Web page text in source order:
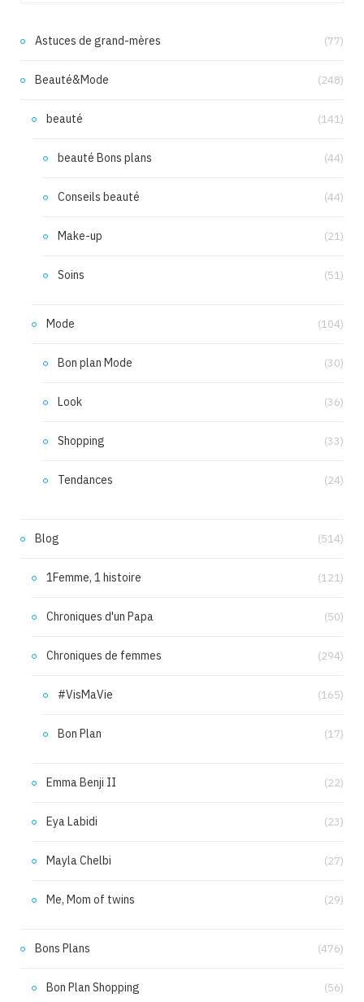
Astuces de grand-mères (77)
Beauté&Mode (248)
beauté (141)
beauté Bons plans (44)
Conseils beauté (44)
Make-up (21)
Soins (51)
Mode (104)
Bon plan Mode (30)
Look (36)
Shopping (33)
Tendances (24)
Blog (514)
1Femme, 1 histoire (121)
Chroniques d'un Papa (50)
Chroniques de femmes (294)
#VisMaVie (165)
Bon Plan (17)
Emma Benji II (22)
Eya Labidi (23)
Mayla Chelbi (27)
Me, Mom of twins (29)
Bons Plans (476)
Bon Plan Shopping (56)